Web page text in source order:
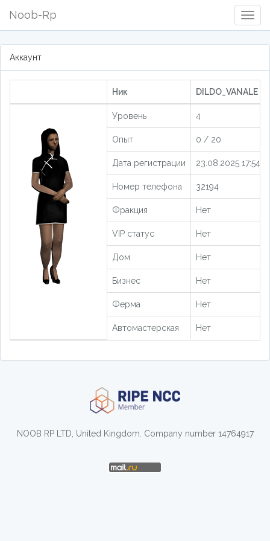
Noob-Rp
Аккаунт
Ник DILDO_VANALE
Уровень 4
Опыт 0 / 20
Дата регистрации 23.08.2025 17:54:55
Номер телефона 32194
Фракция Нет
VIP статус Нет
Дом Нет
Бизнес Нет
Ферма Нет
Автомастерская Нет
NOOB RP LTD, United Kingdom. Company number 14764917